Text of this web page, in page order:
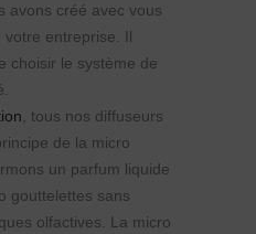
avons créé avec vous
entreprise. Il
choisir le système de
, tous nos diffuseurs
de la micro
un parfum liquide
gouttelettes sans
olfactives. La micro